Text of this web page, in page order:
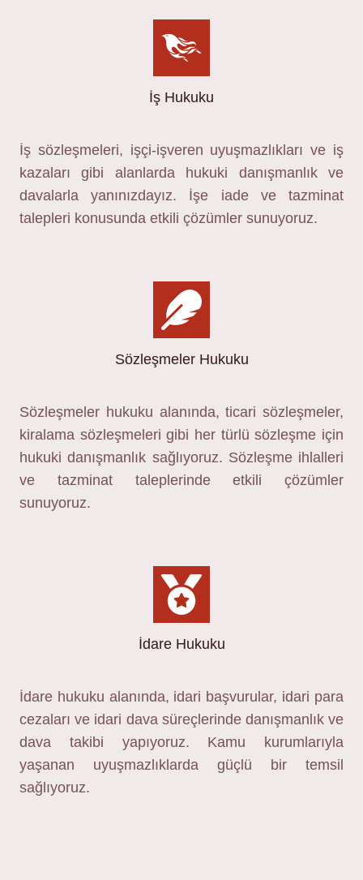
İş Hukuku
İş sözleşmeleri, işçi-işveren uyuşmazlıkları ve iş
kazaları gibi alanlarda hukuki danışmanlık ve
davalarla yanınızdayız. İşe iade ve tazminat
talepleri konusunda etkili çözümler sunuyoruz.
Sözleşmeler Hukuku
Sözleşmeler hukuku alanında, ticari sözleşmeler,
kiralama sözleşmeleri gibi her türlü sözleşme için
hukuki danışmanlık sağlıyoruz. Sözleşme ihlalleri
ve tazminat taleplerinde etkili çözümler
sunuyoruz.
İdare Hukuku
İdare hukuku alanında, idari başvurular, idari para
cezaları ve idari dava süreçlerinde danışmanlık ve
dava takibi yapıyoruz. Kamu kurumlarıyla
yaşanan uyuşmazlıklarda güçlü bir temsil
sağlıyoruz.